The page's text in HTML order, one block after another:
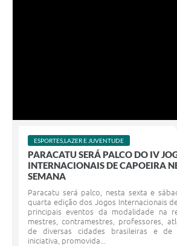
ESPORTES,LAZER E JUVENTUDE
PARACATU SERÁ PALCO DO IV
INTERNACIONAIS DE CAPOEIRA
SEMANA
Paracatu será palco, nesta sexta e
quarta edição dos Jogos Internacionais
principais eventos da modalidade na
mestres, contramestres, professores,
de diversas cidades brasileiras e
iniciativa, promovida...